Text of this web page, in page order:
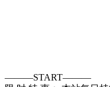
———START———